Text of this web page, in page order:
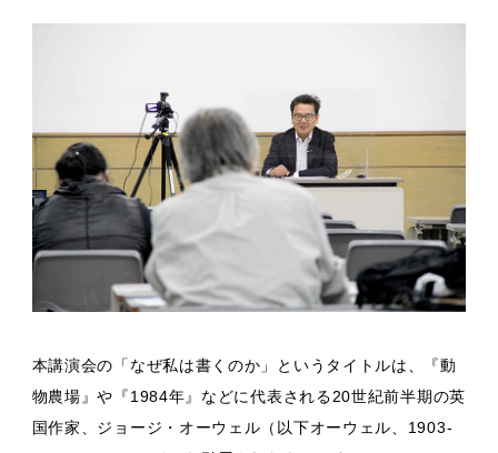
本講演会の「なぜ私は書くのか」というタイトルは、『動
物農場』や『1984年』などに代表される20世紀前半期の英
国作家、ジョージ・オーウェル（以下オーウェル、1903-